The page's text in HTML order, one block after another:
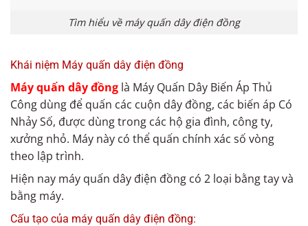
Tìm hiểu về máy quấn dây điện đồng
Khái niệm Máy quấn dây điện đồng
Máy quấn dây đồng là Máy Quấn Dây Biến Áp Thủ
Công dùng để quấn các cuộn dây đồng, các biến áp Có
Nhảy Số, được dùng trong các hộ gia đình, công ty,
xưởng nhỏ. Máy này có thể quấn chính xác số vòng
theo lập trình.
Hiện nay máy quấn dây điện đồng có 2 loại bằng tay và
bằng máy.
Cấu tạo của máy quấn dây điện đồng: